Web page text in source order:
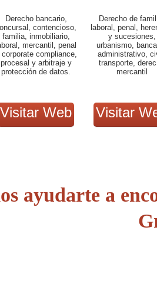
Derecho bancario,
contencioso,
familia, inmobiliario,
mercantil, penal
compliance,
procesal y arbitraje y
protección de datos.
Visitar Web
Derecho de
laboral, penal,
y sucesiones,
urbanismo,
administrativo,
transporte,
mercantil
Visitar
ayudarte a